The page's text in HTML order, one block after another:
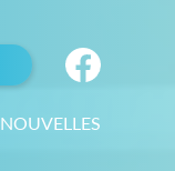
NOUVELLES